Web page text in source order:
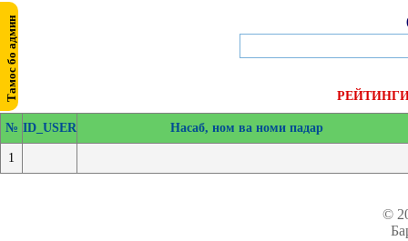
РЕЙТИНГИ
№ ID_USER Насаб, ном ва номи падар
1
©